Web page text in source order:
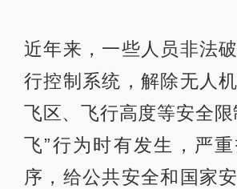
近年来，一些人员非法
行控制系统，解除无人
飞区、飞行高度等安全限
飞”行为时有发生，严
序，给公共安全和国家